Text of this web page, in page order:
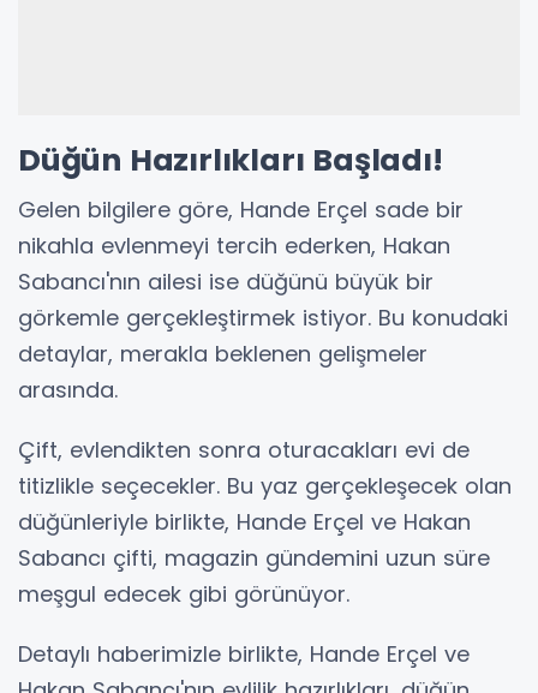
Düğün Hazırlıkları Başladı!
Gelen bilgilere göre, Hande Erçel sade bir
nikahla evlenmeyi tercih ederken, Hakan
Sabancı'nın ailesi ise düğünü büyük bir
görkemle gerçekleştirmek istiyor. Bu konudaki
detaylar, merakla beklenen gelişmeler
arasında.
Çift, evlendikten sonra oturacakları evi de
titizlikle seçecekler. Bu yaz gerçekleşecek olan
düğünleriyle birlikte, Hande Erçel ve Hakan
Sabancı çifti, magazin gündemini uzun süre
meşgul edecek gibi görünüyor.
Detaylı haberimizle birlikte, Hande Erçel ve